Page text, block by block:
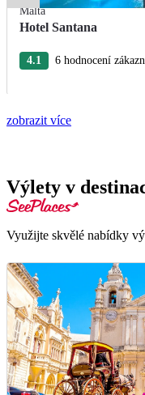
Malta
Hotel Santana
4.1
6 hodnocení
zobrazit více
Výlety v
Využijte skvělé nabídky